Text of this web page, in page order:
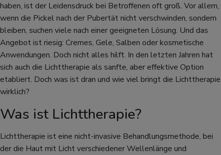
haben, ist der Leidensdruck bei Betroffenen oft groß. Vor allem,
wenn die Pickel nach der Pubertät nicht verschwinden, sondern
bleiben, suchen viele nach einer geeigneten Lösung. Und das
Angebot ist riesig: Cremes, Gele, Salben oder kosmetische
Anwendungen. Doch nicht alles hilft. In den letzten Jahren hat
sich auch die Lichttherapie als sanfte, aber effektive Option
etabliert. Doch was ist dran und wie viel bringt die Lichttherapie
wirklich?
Was ist Lichttherapie?
Lichttherapie ist eine nicht-invasive Behandlungsmethode, bei
der die Haut mit Licht verschiedener Wellenlänge und